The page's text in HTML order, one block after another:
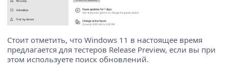
Стоит отметить, что Windows 11 в настоящее время
предлагается для тестеров Release Preview, если вы при
этом используете поиск обновлений.